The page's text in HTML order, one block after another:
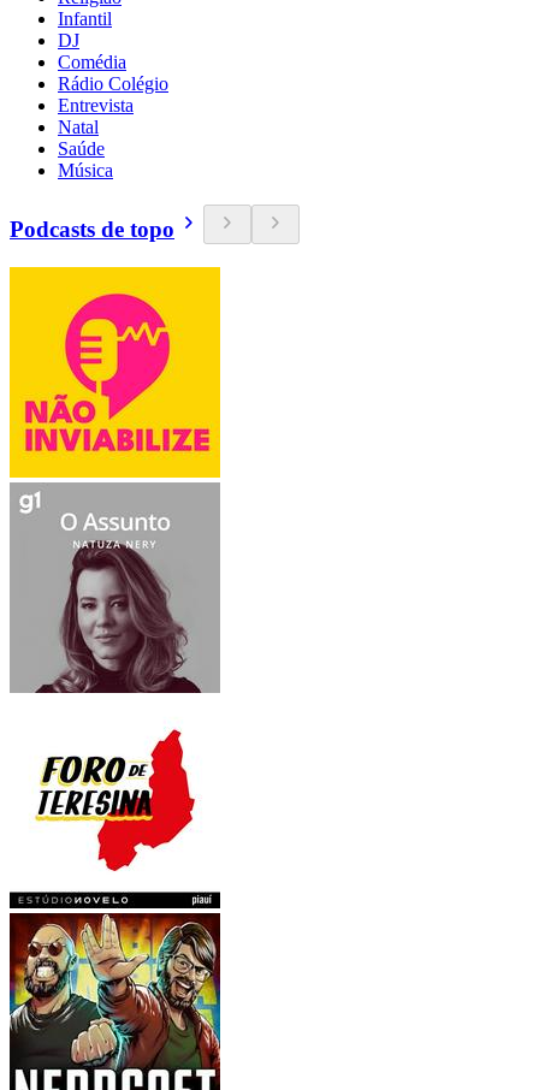
Infantil
DJ
Comédia
Rádio Colégio
Entrevista
Natal
Saúde
Música
Podcasts de topo